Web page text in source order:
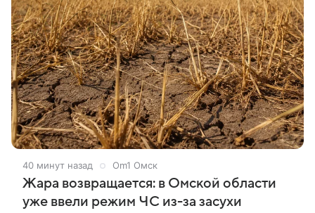
40 минут назад Om1 Омск
Жара возвращается: в Омской области
уже ввели режим ЧС из-за засухи